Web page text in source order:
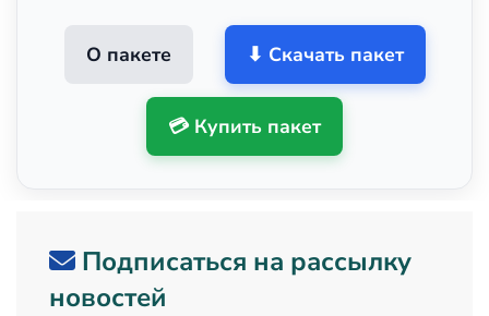
О пакете ⬇ Скачать пакет
💳 Купить пакет
Подписаться на рассылку
новостей